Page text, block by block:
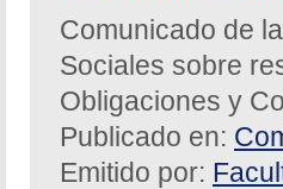
Comunicado de
Sociales sobre
Obligaciones y
Publicado en:
Emitido por: